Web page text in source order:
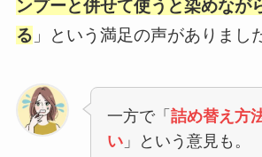
ンプーと併せて使うと染めなが
る 」という満足の声がありまし
一方で「 詰め替え方
い」という意見も。